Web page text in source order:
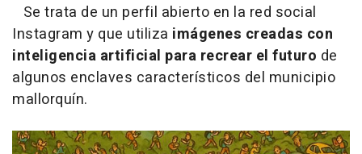
Se trata de un perfil abierto en la red social
Instagram y que utiliza imágenes creadas con
inteligencia artificial para recrear el futuro de
algunos enclaves característicos del municipio
mallorquín.